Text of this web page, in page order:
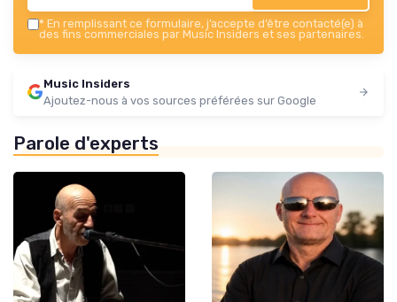
* En remplissant ce formulaire, j’accepte d’être contacté(e) à
des fins commerciales par Music Insiders et ses partenaires.
Music Insiders
Ajoutez-nous à vos sources préférées sur Google
Parole d'experts